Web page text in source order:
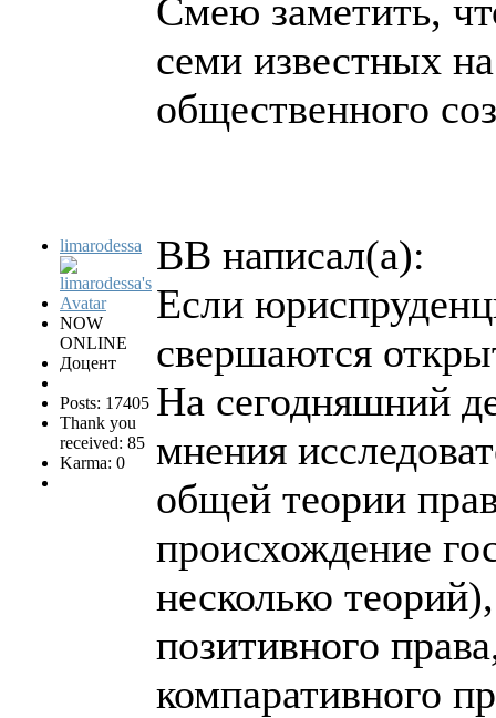
limarodessa
NOW
ONLINE
Доцент
Posts: 17405
Thank you
received: 85
Karma: 0
Смею заметить,
семи известных
общественного
BB написал(а):
Если
свершаются
На сегодняшний
мнения
общей теории
происхождение
несколько
позитивного
компаративного